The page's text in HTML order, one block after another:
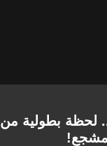
لحظة بطولية من
مشجع!